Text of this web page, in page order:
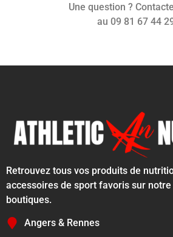
Une question ?
au 09 81 67 44
Retrouvez tous vos produits de
accessoires de sport favoris sur
boutiques.
Angers & Rennes